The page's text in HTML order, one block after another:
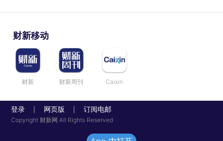
财新移动
财新 财新周刊 Caixin
登录 网页版 订阅电邮
Copyright 财新网 All Rights Reserved